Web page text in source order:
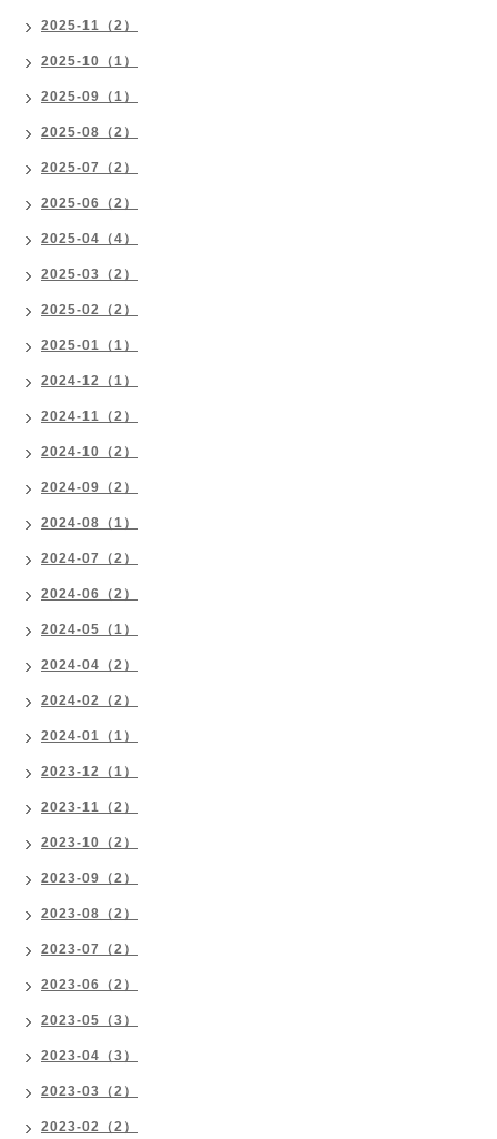
2025-11（2）
2025-10（1）
2025-09（1）
2025-08（2）
2025-07（2）
2025-06（2）
2025-04（4）
2025-03（2）
2025-02（2）
2025-01（1）
2024-12（1）
2024-11（2）
2024-10（2）
2024-09（2）
2024-08（1）
2024-07（2）
2024-06（2）
2024-05（1）
2024-04（2）
2024-02（2）
2024-01（1）
2023-12（1）
2023-11（2）
2023-10（2）
2023-09（2）
2023-08（2）
2023-07（2）
2023-06（2）
2023-05（3）
2023-04（3）
2023-03（2）
2023-02（2）